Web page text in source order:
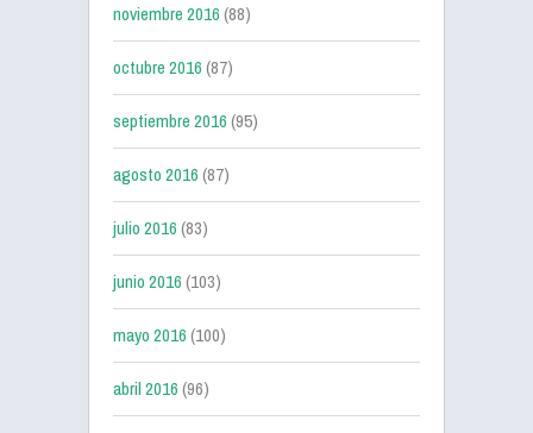
noviembre 2016(88)
octubre 2016(87)
septiembre 2016(95)
agosto 2016(87)
julio 2016(83)
junio 2016(103)
mayo 2016(100)
abril 2016(96)